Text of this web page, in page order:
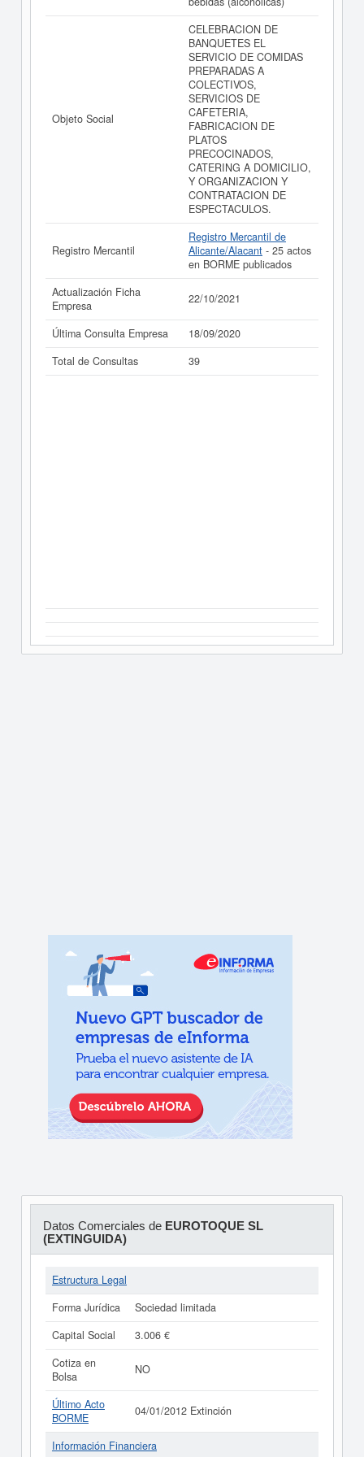
balances y cuentas de resultados disponibles.
La última actualización del informe de empresa se ha
realizado el 22/10/2021.
Objeto Social
CELEBRACION DE
BANQUETES EL
SERVICIO DE COMIDAS
PREPARADAS A
COLECTIVOS,
SERVICIOS DE
CAFETERIA,
FABRICACION DE
PLATOS
PRECOCINADOS,
CATERING A DOMICILIO,
Y ORGANIZACION Y
CONTRATACION DE
ESPECTACULOS.
Registro Mercantil
Registro Mercantil de
Alicante/Alacant - 25 actos
en BORME publicados
Actualización Ficha
Empresa
22/10/2021
Última Consulta Empresa
18/09/2020
Total de Consultas
39
Datos Comerciales de EUROTOQUE SL
(EXTINGUIDA)
Estructura Legal
Forma Jurídica
Sociedad limitada
Capital Social
3.006 €
Cotiza en
Bolsa
NO
Último Acto
BORME
04/01/2012 Extinción
Información Financiera